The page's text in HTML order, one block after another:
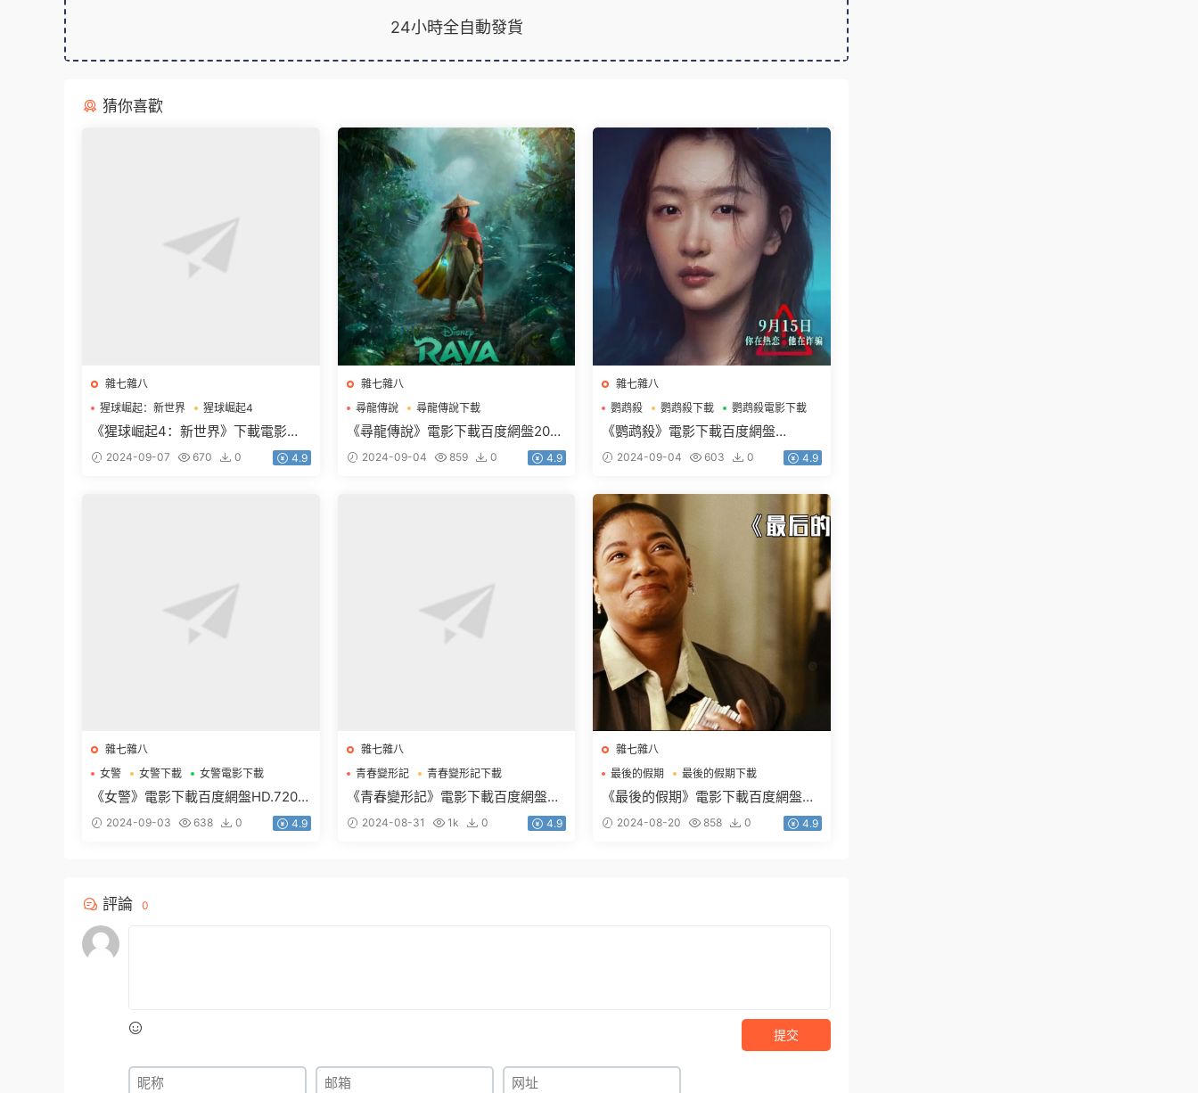
24小時全自動發貨
猜你喜歡
雜七雜八
猩球崛起：新世界
猩球崛起4
猩球崛起4下載
《猩球崛起4：新世界》下載電影百
度網盤BD國英雙語雙字3.42GB
2024-09-07 670 0 4.9
雜七雜八
尋龍傳說
尋龍傳說下載
尋龍傳說電影下載
《尋龍傳說》電影下載百度網盤2021
藍光國語英雙字2.39GB
2024-09-04 859 0 4.9
雜七雜八
鹦鹉殺
鹦鹉殺下載 鹦鹉殺電影下載
《鹦鹉殺》電影下載百度網盤
2023_HD國語中字2.16GB
2024-09-04 603 0 4.9
雜七雜八
女警
女警下載 女警電影下載
《女警》電影下載百度網盤HD.720p.
韓語中字1.27GB
2024-09-03 638 0 4.9
雜七雜八
青春變形記
青春變形記下載
青春變形記電影下載
《青春變形記》電影下載百度網盤藍
光國粵英3語中字1.92GB
2024-08-31 1k 0 4.9
雜七雜八
最後的假期
最後的假期下載
最後的假期電影下載
《最後的假期》電影下載百度網盤
0.94G中英雙字
2024-08-20 858 0 4.9
評論 0
提交